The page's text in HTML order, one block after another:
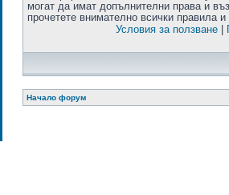
могат да имат допълнителни права и
прочетете внимателно всички правила и
Условия за ползване
Начало форум